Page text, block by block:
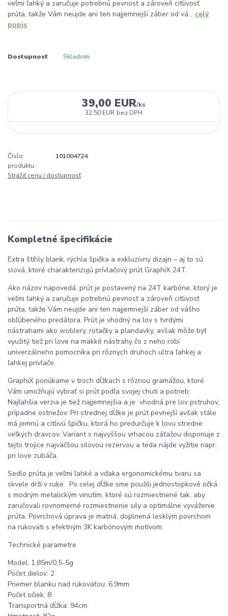
veľmi ľahký a zaručuje potrebnú pevnosť a zároveň citlivosť
prúta, takže Vám neujde ani ten najjemnejší záber od vá... celý
popis
Dostupnosť Skladom
39,00 EUR/ks
32,50 EUR bez DPH
Číslo
produktu:
101004724
Strážiť cenu / dostupnosť
Kompletné špecifikácie
Extra štíhly blank, rýchla špička a exkluzívny dizajn – aj to sú
slová, ktoré charakterizujú prívlačový prút GraphiX 24T.
Ako názov napovedá, prút je postavený na 24T karbóne, ktorý je
veľmi ľahký a zaručuje potrebnú pevnosť a zároveň citlivosť
prúta, takže Vám neujde ani ten najjemnejší záber od vášho
obľúbeného predátora. Prút je vhodný na lov s tvrdými
nástrahami ako woblery, rotačky a plandavky, avšak môže byť
využitý tiež pri love na mäkké nástrahy čo z neho robí
univerzálneho pomocníka pri rôznych druhoch ultra ľahkej a
ľahkej prívlače.
GraphiX ponúkame v troch dĺžkach s rôznou gramážou, ktoré
Vám umožňujú vybrať si prút podľa svojej chuti a potrieb.
Najľahšia verzia je tiež najjemnejšia a je vhodná pre lov pstruhov,
prípadne ostriežov. Pri strednej dĺžke je prút pevnejší avšak stále
má jemnú a citlivú špičku, ktorá ho predurčuje k lovu stredne
veľkých dravcov. Variant s najvyššou vrhacou záťažou disponuje z
tejto trojice najväčšou silovou rezervou a teda nájde vyžitie napr.
pri love zubáča.
Sedlo prúta je veľmi ľahké a vďaka ergonomickému tvaru sa
skvele drží v ruke. Po celej dĺžke sme použili jednostopkové očká
s modrým metalickým vinutím, ktoré sú rozmiestnené tak, aby
zaručovali rovnomerné rozmiestnenie sily a optimálne vyváženie
prúta. Povrchová úprava je matná, doplnená lesklým povrchom
na rukoväti s efektným 3K karbónovým motívom.
Technické parametre
Model: 1,85m/0,5-5g
Počet dielov: 2
Priemer blanku nad rukoväťou: 6,9mm
Počet očiek: 8
Transportná dĺžka: 94cm